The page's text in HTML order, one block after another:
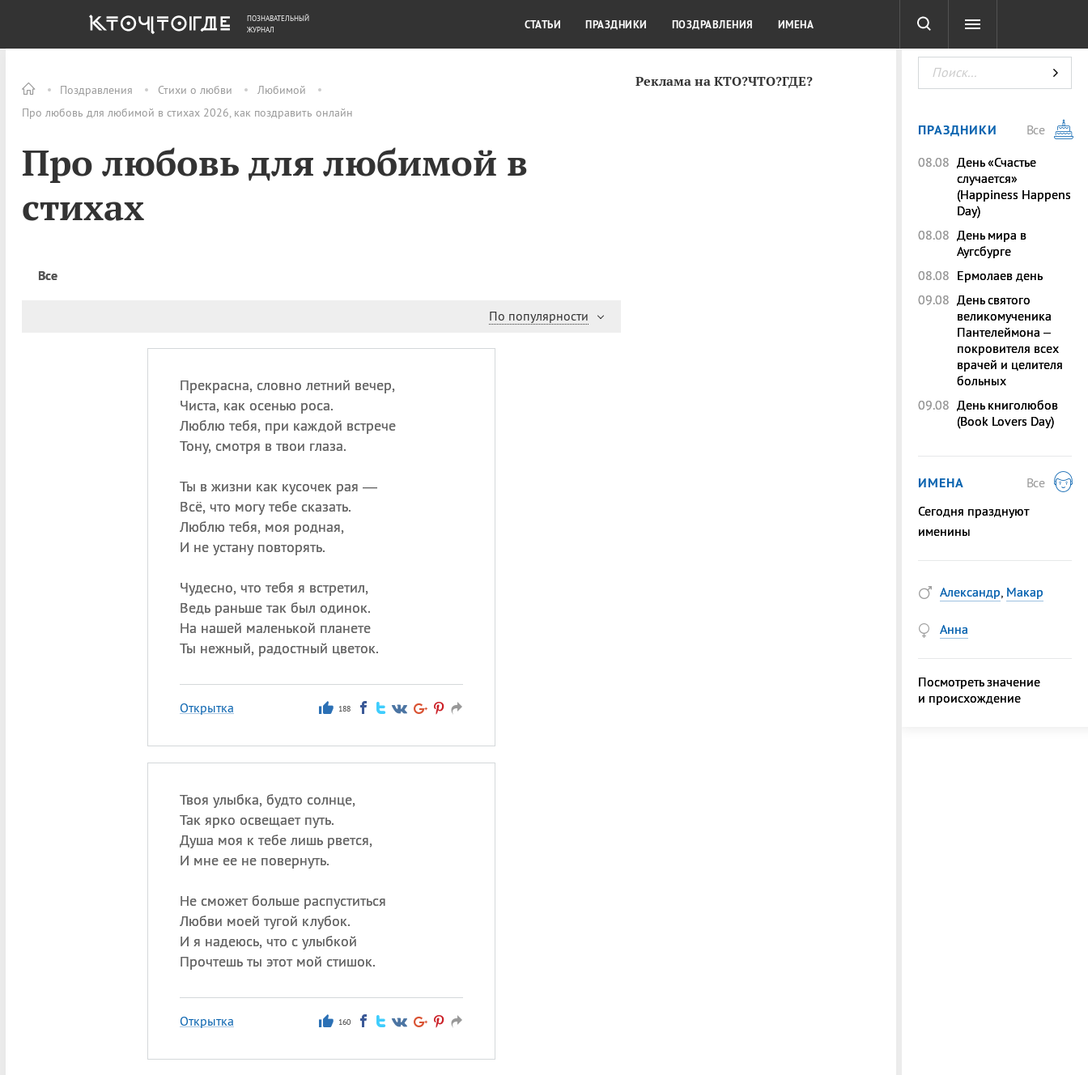
Поздравления Стихи о любви
Любимой
Про любовь для любимой в стихах 2026, как поздравить онлайн
Про любовь для любимой в
стихах
Все
По популярности
Прекрасна, словно летний вечер,
Чиста, как осенью роса.
Люблю тебя, при каждой встрече
Тону, смотря в твои глаза.
Ты в жизни как кусочек рая —
Всё, что могу тебе сказать.
Люблю тебя, моя родная,
И не устану повторять.
Чудесно, что тебя я встретил,
Ведь раньше так был одинок.
На нашей маленькой планете
Ты нежный, радостный цветок.
Открытка 188
Твоя улыбка, будто солнце,
Так ярко освещает путь.
Душа моя к тебе лишь рвется,
И мне ее не повернуть.
Не сможет больше распуститься
Любви моей тугой клубок.
И я надеюсь, что с улыбкой
Прочтешь ты этот мой стишок.
Открытка 160
Реклама на КТО?ЧТО?ГДЕ?
ОБЩЕСТВО ДЕНЬГИ КУЛЬТУРА КРАСОТА ТЕСТЫ
ПОЗНАВАТЕЛЬНЫЙ
ЖУРНАЛ
СТАТЬИ ПРАЗДНИКИ ПОЗДРАВЛЕНИЯ ИМЕНА
ПРАЗДНИКИ
Все
08.08 День «Счастье
случается»
(Happiness Happens
Day)
08.08 День мира в
Аугсбурге
08.08 Ермолаев день
09.08 День святого
великомученика
Пантелеймона –
покровителя всех
врачей и целителя
больных
09.08 День книголюбов
(Book Lovers Day)
ИМЕНА
Все
Сегодня празднуют
именины
Александр, Макар
Анна
Посмотреть значение
и происхождение